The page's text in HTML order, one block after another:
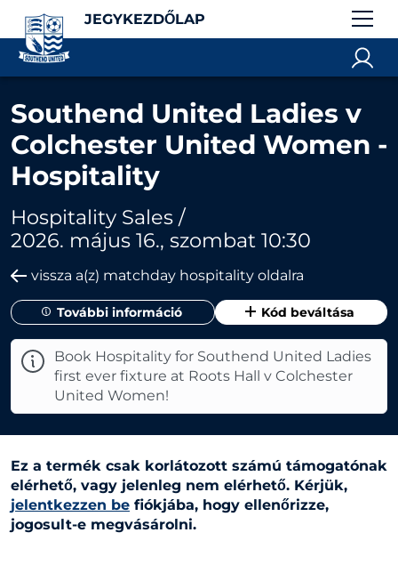
JEGYKEZDŐLAP
Southend United Ladies v
Colchester United Women -
Hospitality
Hospitality Sales /
2026. május 16., szombat 10:30
vissza a(z) matchday hospitality oldalra
További információ Kód beváltása
Book Hospitality for Southend United Ladies
first ever fixture at Roots Hall v Colchester
United Women!
Ez a termék csak korlátozott számú támogatónak
elérhető, vagy jelenleg nem elérhető. Kérjük,
jelentkezzen be fiókjába, hogy ellenőrizze,
jogosult-e megvásárolni.